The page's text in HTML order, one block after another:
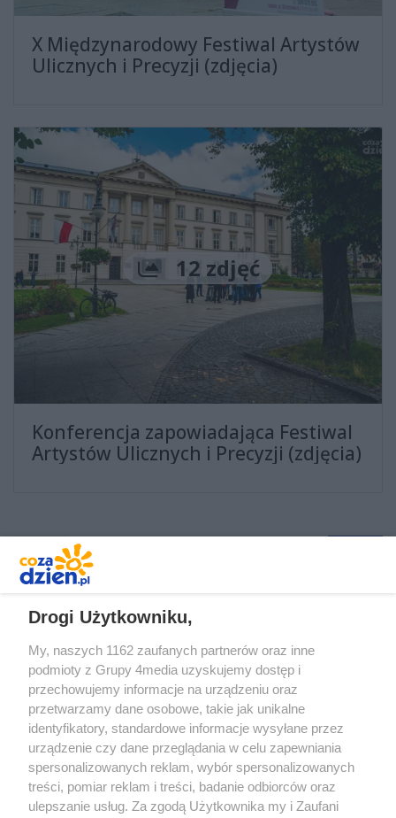
X Międzynarodowy Festiwal Artystów
Ulicznych i Precyzji (zdjęcia)
Liczba zdjęć
12 zdjęć
Konferencja zapowiadająca Festiwal
Artystów Ulicznych i Precyzji (zdjęcia)
Redakcja Reklama Prywatność
Praca Łódź
the:protocol
Drogi Użytkowniku,
My, naszych 1162 zaufanych partnerów oraz inne
podmioty z Grupy 4media uzyskujemy dostęp i
przechowujemy informacje na urządzeniu oraz
przetwarzamy dane osobowe, takie jak unikalne
identyfikatory, standardowe informacje wysyłane przez
urządzenie czy dane przeglądania w celu zapewniania
spersonalizowanych reklam, wybór spersonalizowanych
treści, pomiar reklam i treści, badanie odbiorców oraz
ulepszanie usług. Za zgodą Użytkownika my i Zaufani